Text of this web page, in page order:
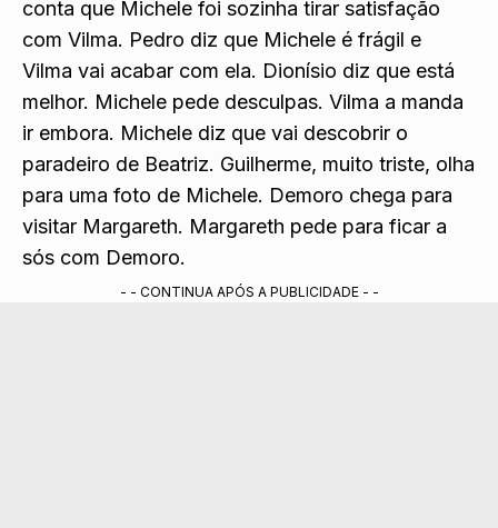
Pedro e Vivi que Beatriz foi internada. Guga
conta que Michele foi sozinha tirar satisfação
com Vilma. Pedro diz que Michele é frágil e
Vilma vai acabar com ela. Dionísio diz que está
melhor. Michele pede desculpas. Vilma a manda
ir embora. Michele diz que vai descobrir o
paradeiro de Beatriz. Guilherme, muito triste, olha
para uma foto de Michele. Demoro chega para
visitar Margareth. Margareth pede para ficar a
sós com Demoro.